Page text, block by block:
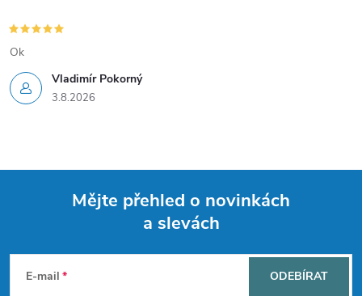
i
s
u
Vladimír Pokorný
3.8.2026
Ok
Mějte přehled o novinkách
a slevách
E-mail ODEBÍRAT